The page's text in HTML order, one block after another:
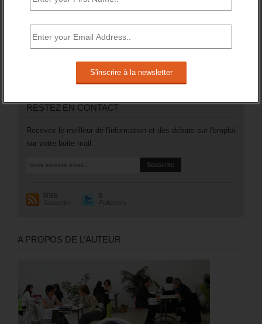
Plus généralement, le nombre des inscrits tenus de
sur un an (soit +1,8%).
RESTEZ EN CONTACT
Recevez le meilleur de l'information et des débats sur l'emploi
sur votre boite mail.
RSS
Souscrire
0
Followers
A PROPOS DE L’AUTEUR